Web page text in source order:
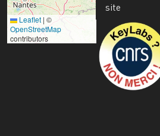
Leaflet | ©
OpenStreetMap
contributors
site
Image